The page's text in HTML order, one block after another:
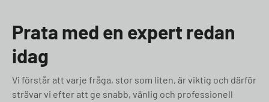
Prata med en expert redan
idag
Vi förstår att varje fråga, stor som liten, är viktig och därför
strävar vi efter att ge snabb, vänlig och professionell